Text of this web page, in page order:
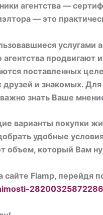
агентства —
— это
услугами
поставленных
друзей и знакомых.
знать Ваше
варианты покупки
удобные
объем, который Вам
Flamp, перейдя